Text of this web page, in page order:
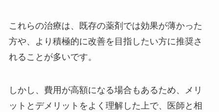
これらの治療は、既存の薬剤では効果が薄かった
方や、より積極的に改善を目指したい方に推奨さ
れることが多いです。
しかし、費用が高額になる場合もあるため、メリ
ットとデメリットをよく理解した上で、医師と相